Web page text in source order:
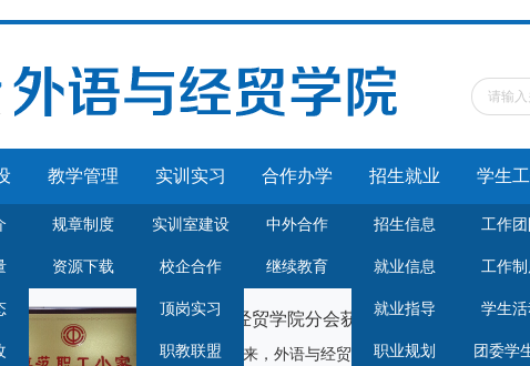
教学管理
规章制度
资源下载
实训实习
实训室建设
校企合作
顶岗实习
职教联盟
合作办学
中外合作
继续教育
招生就业
招生信息
就业信息
就业指导
职业规划
学生
工作团
工作
学生活
团委学
外语与经贸学院分会获市模范职工小家称号
近年来，外语与经贸学院工会在学校党政领导